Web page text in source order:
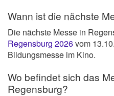
Wann ist die nächste
Die nächste Messe in
Regensburg 2026vom
Bildungsmesse im Kino.
Wo befindet sich das
Regensburg?